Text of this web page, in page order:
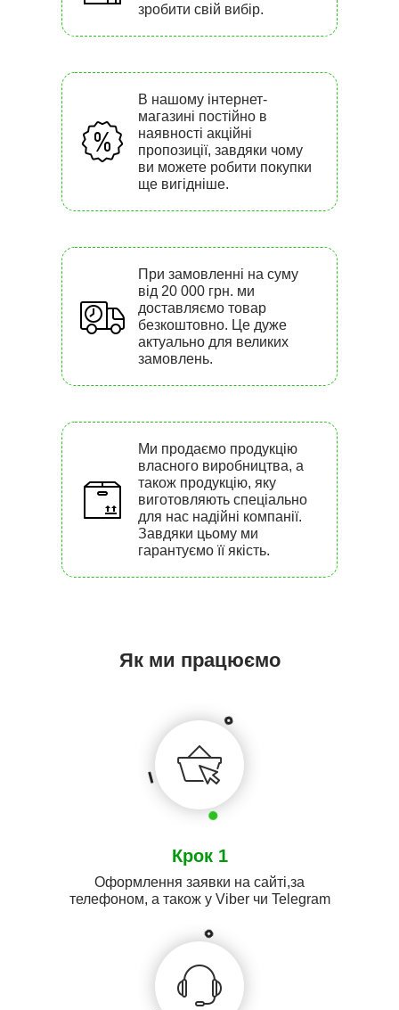
зробити свій вибір.
В нашому інтернет-
магазині постійно в
наявності акційні
пропозиції, завдяки чому
ви можете робити покупки
ще вигідніше.
При замовленні на суму
від 20 000 грн. ми
доставляємо товар
безкоштовно. Це дуже
актуально для великих
замовлень.
Ми продаємо продукцію
власного виробництва, а
також продукцію, яку
виготовляють спеціально
для нас надійні компанії.
Завдяки цьому ми
гарантуємо її якість.
Як ми працюємо
Крок 1
Оформлення заявки на сайті,за
телефоном, а також у Viber чи Telegram